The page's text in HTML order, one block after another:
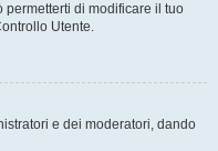
permetterti di modificare il tuo
Utente.
e dei moderatori, dando